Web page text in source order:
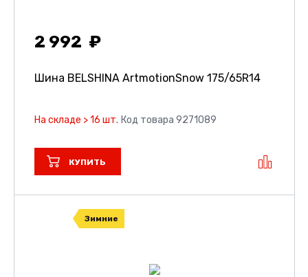
2 992
Шина BELSHINA ArtmotionSnow 175/65R14
На складе > 16 шт. Код товара 9271089
КУПИТЬ
Зимние